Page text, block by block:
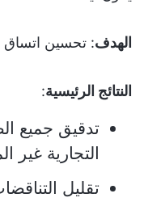
الهدف: تحسين اتساق
النتائج الرئيسية:
تدقيق جميع
التجارية غير